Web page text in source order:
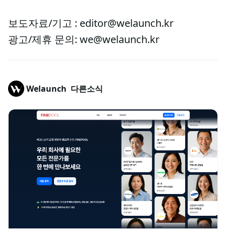
보도자료/기고 : editor@welaunch.kr
광고/제휴 문의: we@welaunch.kr
Welaunch 다른소식